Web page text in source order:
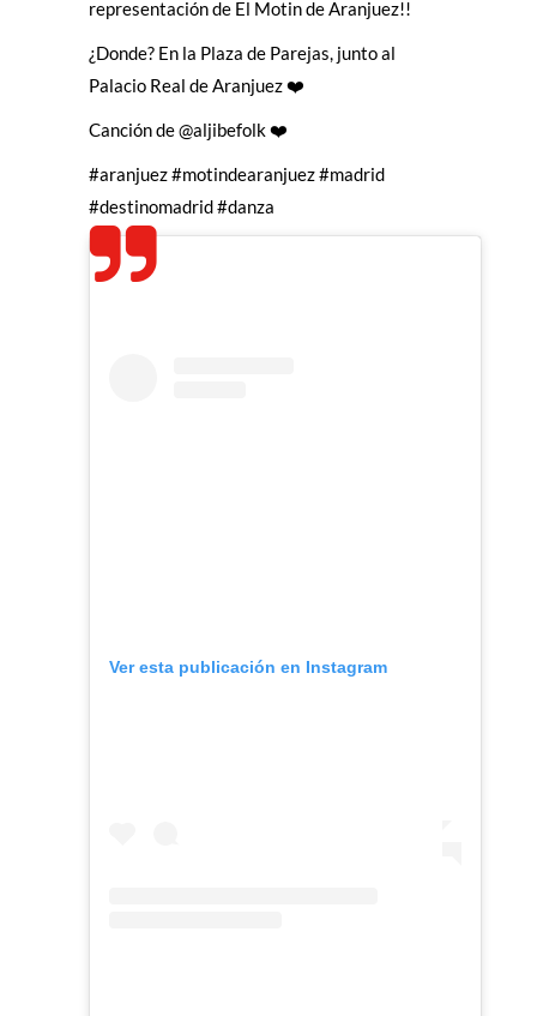
representación de El Motin de Aranjuez!!
¿Donde? En la Plaza de Parejas, junto al
Palacio Real de Aranjuez ❤️
Canción de@aljibefolk❤️
#aranjuez#motindearanjuez#madrid
#destinomadrid#danza
Ver esta publicación en Instagram